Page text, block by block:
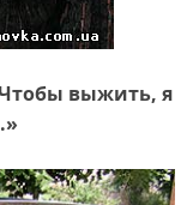
выжить, я